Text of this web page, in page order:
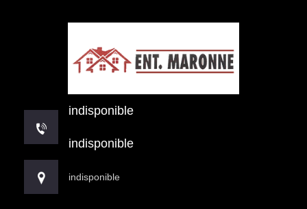
indisponible
indisponible
indisponible